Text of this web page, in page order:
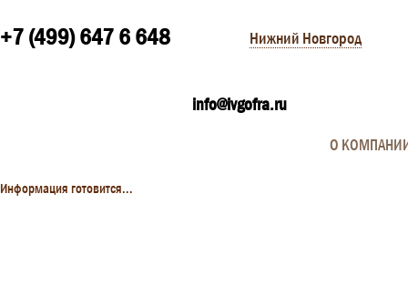
+7 (499) 647 6 648
info@ivgofra.ru
Нижний Новгород
О
Информация готовится...